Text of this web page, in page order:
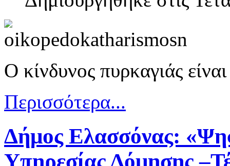
Ο κίνδυνος πυρκαγιάς
Περισσότερα...
Δήμος Ελασσόνας:
Υπηρεσίας Δόμησης